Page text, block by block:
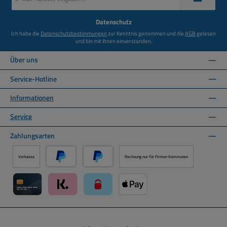
Datenschutz
Ich habe die Datenschutzbestimmungenzur Kenntnis genommen und dieAGBgelesen
und bin mit ihnen einverstanden.
Über uns
Service-Hotline
Informationen
Service
Zahlungsarten
Vorkasse
PayPal Später Bezahlen über PayPal
Rechnung nur für Firmen Kommunen